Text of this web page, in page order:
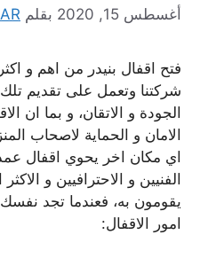
أغسطس 15, 2020 بقلم
فتح اقفال بنيدر من اهم و
شركتنا وتعمل على تقديم
الجودة و الاتقان، و بما ان
الامان و الحماية لاصحاب
اي مكان اخر يحوي اقفال
الفنيين و الاحترافيين و
يقومون به، فعندما تجد
امور الاقفال: